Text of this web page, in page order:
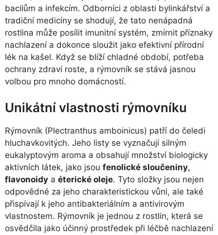
bacilům a infekcím. Odborníci z oblasti bylinkářství a
tradiční medicíny se shodují, že tato nenápadná
rostlina může posílit imunitní systém, zmírnit příznaky
nachlazení a dokonce sloužit jako efektivní přírodní
lék na kašel. Když se blíží chladné období, potřeba
ochrany zdraví roste, a rýmovník se stává jasnou
volbou pro mnoho domácností.
Unikátní vlastnosti rýmovníku
Rýmovník (Plectranthus amboinicus) patří do čeledi
hluchavkovitých. Jeho listy se vyznačují silným
eukalyptovým aroma a obsahují množství biologicky
aktivních látek, jako jsou fenolické sloučeniny,
flavonoidy a éterické oleje. Tyto složky jsou nejen
odpovědné za jeho charakteristickou vůni, ale také
přispívají k jeho antibakteriálním a antivirovým
vlastnostem. Rýmovník je jednou z rostlin, která se
osvědčila jako účinný prostředek při léčbě nachlazení